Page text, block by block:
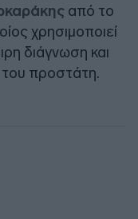
από το
χρησιμοποιεί
διάγνωση και
του προστάτη.